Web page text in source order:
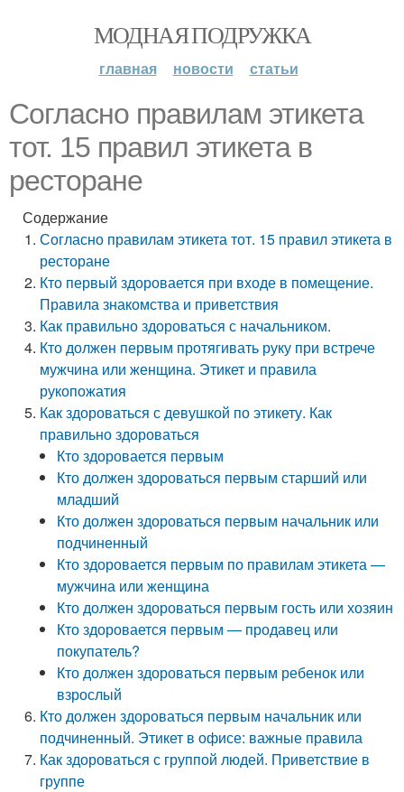
МОДНАЯ ПОДРУЖКА
главная новости статьи
Согласно правилам этикета
тот. 15 правил этикета в
ресторане
Содержание
Согласно правилам этикета тот. 15 правил этикета в
ресторане
Кто первый здоровается при входе в помещение.
Правила знакомства и приветствия
Как правильно здороваться с начальником.
Кто должен первым протягивать руку при встрече
мужчина или женщина. Этикет и правила
рукопожатия
Как здороваться с девушкой по этикету. Как
правильно здороваться
Кто здоровается первым
Кто должен здороваться первым старший или
младший
Кто должен здороваться первым начальник или
подчиненный
Кто здоровается первым по правилам этикета —
мужчина или женщина
Кто должен здороваться первым гость или хозяин
Кто здоровается первым — продавец или
покупатель?
Кто должен здороваться первым ребенок или
взрослый
Кто должен здороваться первым начальник или
подчиненный. Этикет в офисе: важные правила
Как здороваться с группой людей. Приветствие в
группе